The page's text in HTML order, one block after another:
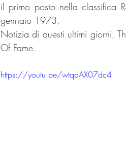
il primo posto nella classifica
gennaio 1973.
Notizia di questi ultimi giorni,
Of Fame.
https://youtu.be/wtqdAX07dc4